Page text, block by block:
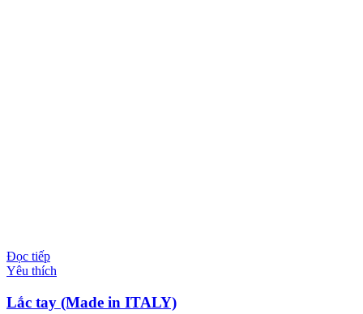
Đọc tiếp
Yêu thích
Lắc tay (Made in ITALY)